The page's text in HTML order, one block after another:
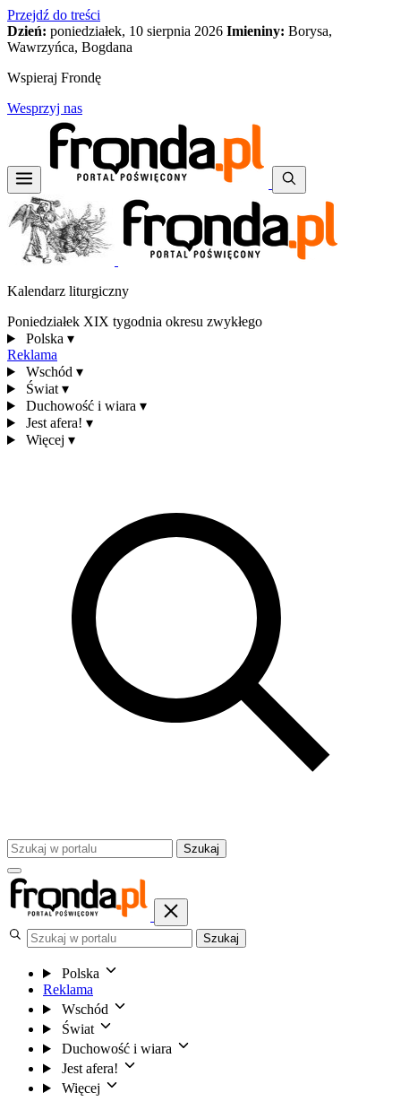
Przejdź do treści
Dzień: poniedziałek, 10 sierpnia 2026 Imieniny: Borysa,
Wawrzyńca, Bogdana
Wspieraj Frondę
Wesprzyj nas
Kalendarz liturgiczny
Poniedziałek XIX tygodnia okresu zwykłego
Polska ▾
Reklama
Wschód ▾
Świat ▾
Duchowość i wiara ▾
Jest afera! ▾
Więcej ▾
Szukaj
Szukaj
Polska
Reklama
Wschód
Świat
Duchowość i wiara
Jest afera!
Więcej